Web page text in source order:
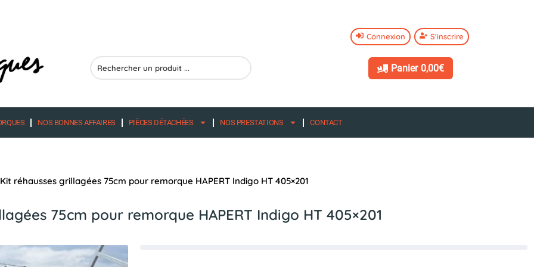
Search
...
Connexion S'inscrire
Panier 0,00€
NOS BONNES AFFAIRES PIÈCES DÉTACHÉES NOS PRESTATIONS CONTACT
75cm pour remorque HAPERT Indigo HT 405×201
Kit réhausses grillagées 75cm pour remorque HAPERT Indigo HT 405×201